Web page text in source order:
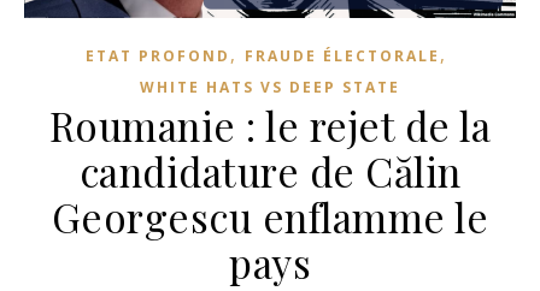
ETAT PROFOND , FRAUDE ÉLECTORALE ,
WHITE HATS VS DEEP STATE
Roumanie : le rejet de la
candidature de Călin
Georgescu enflamme le
pays